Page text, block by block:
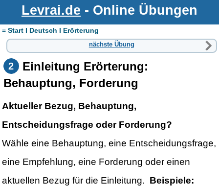
Levrai.de - Online Übungen
≡ Start I Deutsch I Erörterung
nächste Übung
2 Einleitung Erörterung:
Behauptung, Forderung
Aktueller Bezug, Behauptung,
Entscheidungsfrage oder Forderung?
Wähle eine Behauptung, eine Entscheidungsfrage,
eine Empfehlung, eine Forderung oder einen
aktuellen Bezug für die Einleitung. Beispiele: